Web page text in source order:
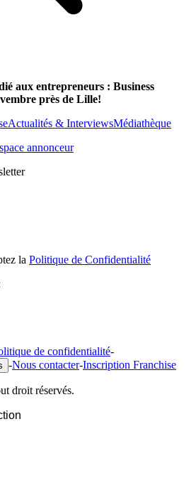
aux entrepreneurs : Business
près de Lille!
Actualités & InterviewsMédiathèque
annonceur
la Politique de Confidentialité
de confidentialité-
-Nous contacter-Inscription Franchise
droit réservés.